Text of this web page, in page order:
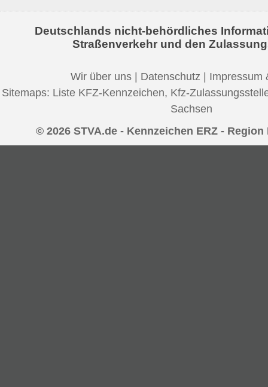
Deutschlands nicht-behördliches
Straßenverkehr und den
Wir über uns | Datenschutz | Impressum
Sitemaps: Liste KFZ-Kennzeichen, Kfz-
Sachsen
© 2026 STVA.de - Kennzeichen ERZ -